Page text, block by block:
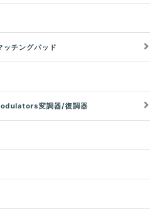
チングパッド
変調器/復調器